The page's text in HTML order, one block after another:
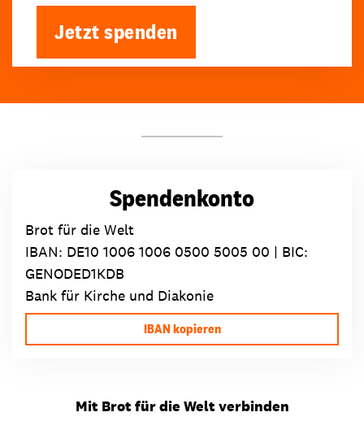
Jetzt spenden
Spendenkonto
Brot für die Welt
IBAN: DE10 1006 1006 0500 5005 00 | BIC:
GENODED1KDB
Bank für Kirche und Diakonie
IBAN kopieren
Mit Brot für die Welt verbinden